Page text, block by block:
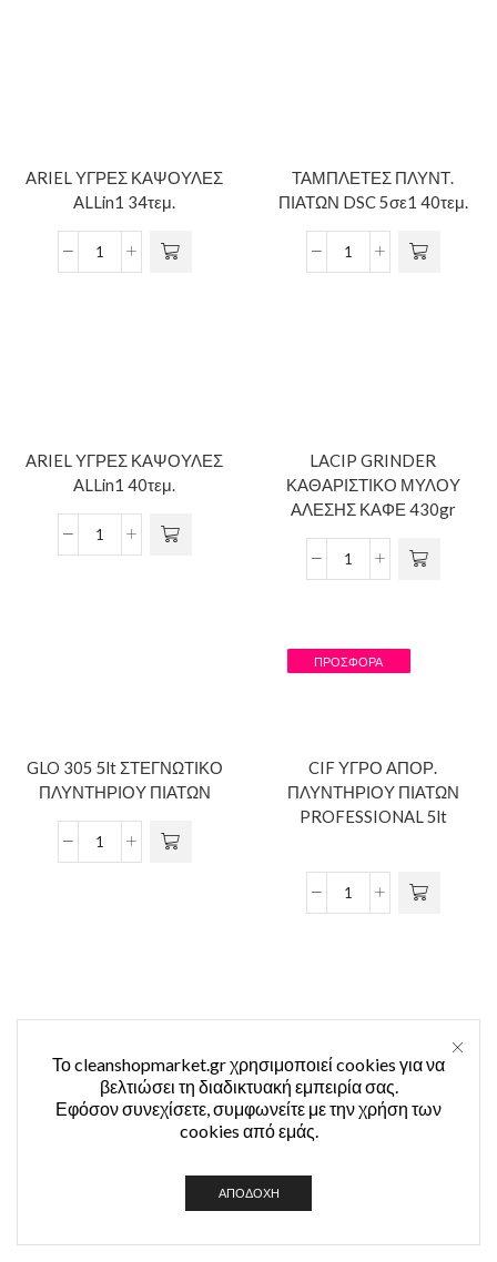
ARIEL ΥΓΡΕΣ ΚΑΨΟΥΛΕΣ
ALLin1 34τεμ.
ΤΑΜΠΛΕΤΕΣ ΠΛΥΝΤ.
ΠΙΑΤΩΝ DSC 5σε1 40τεμ.
ARIEL ΥΓΡΕΣ ΚΑΨΟΥΛΕΣ
ALLin1 40τεμ.
LACIP GRINDER
ΚΑΘΑΡΙΣΤΙΚΟ ΜΥΛΟΥ
ΑΛΕΣΗΣ ΚΑΦΕ 430gr
GLO 305 5lt ΣΤΕΓΝΩΤΙΚΟ
ΠΛΥΝΤΗΡΙΟΥ ΠΙΑΤΩΝ
ΠΡΟΣΦΟΡΆ
CIF ΥΓΡΟ ΑΠΟΡ.
ΠΛΥΝΤΗΡΙΟΥ ΠΙΑΤΩΝ
PROFESSIONAL 5lt
GLO 310 5lt ΦΟΥΡΝΟΥΣ –
FAIRY ΥΓΡΟ ΠΙΑΤΩΝ
ORIGINAL PROFESSIONAL
Το cleanshopmarket.gr χρησιμοποιεί cookies για να
βελτιώσει τη διαδικτυακή εμπειρία σας.
Εφόσον συνεχίσετε, συμφωνείτε με την χρήση των
cookies από εμάς.
ΑΠΟΔΟΧΉ